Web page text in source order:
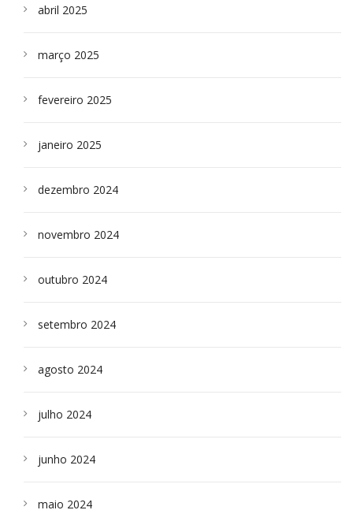
abril 2025
março 2025
fevereiro 2025
janeiro 2025
dezembro 2024
novembro 2024
outubro 2024
setembro 2024
agosto 2024
julho 2024
junho 2024
maio 2024